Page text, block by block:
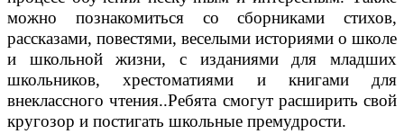
можно познакомиться со сборниками стихов,
рассказами, повестями, веселыми историями о школе
и школьной жизни, с изданиями для младших
школьников, хрестоматиями и книгами для
внеклассного чтения..Ребята смогут расширить свой
кругозор и постигать школьные премудрости.